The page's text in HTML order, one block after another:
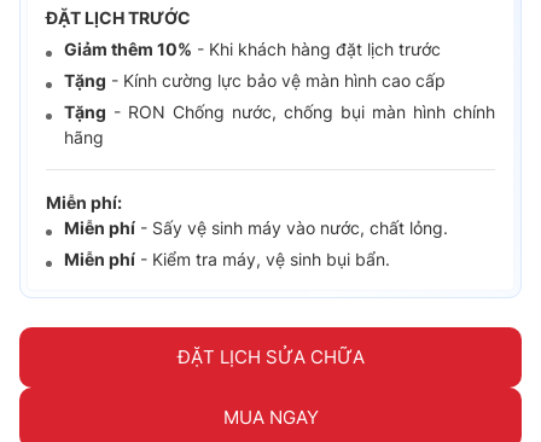
ĐẶT LỊCH TRƯỚC
Giảm thêm 10% - Khi khách hàng đặt lịch trước
Tặng - Kính cường lực bảo vệ màn hình cao cấp
Tặng - RON Chống nước, chống bụi màn hình chính
hãng
Miễn phí:
Miễn phí - Sấy vệ sinh máy vào nước, chất lỏng.
Miễn phí - Kiểm tra máy, vệ sinh bụi bẩn.
ĐẶT LỊCH SỬA CHỮA
MUA NGAY